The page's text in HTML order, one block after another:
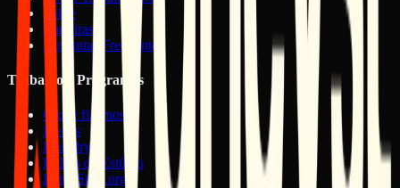
Sobre
Carreiras
Perguntas Frequentes
Trabalho e Programas
O que fizemos
Preços
Foundry
Bolsas de Estúdio
BetterStuff.org